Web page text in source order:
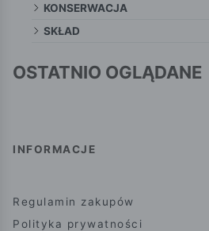
KONSERWACJA
SKŁAD
OSTATNIO OGLĄDANE
INFORMACJE
Regulamin zakupów
Polityka prywatności